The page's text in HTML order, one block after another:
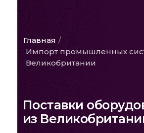
Главная /
Импорт промышленных
Великобритании
Поставки
из